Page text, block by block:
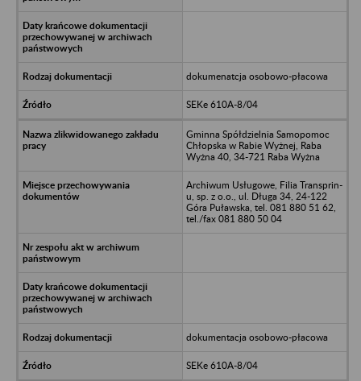
dokumenatcja osobowo-płacowa
SEKe 610A-8/04
Gminna Spółdzielnia Samopomoc
Chłopska w Rabie Wyżnej, Raba
Wyżna 40, 34-721 Raba Wyżna
Archiwum Usługowe, Filia Transprin-
u, sp. z o.o., ul. Długa 34, 24-122
Góra Puławska, tel. 081 880 51 62,
tel./fax 081 880 50 04
dokumentacja osobowo-płacowa
SEKe 610A-8/04